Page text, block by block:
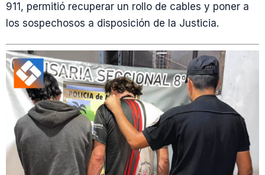
911, permitió recuperar un rollo de cables y poner a
los sospechosos a disposición de la Justicia.